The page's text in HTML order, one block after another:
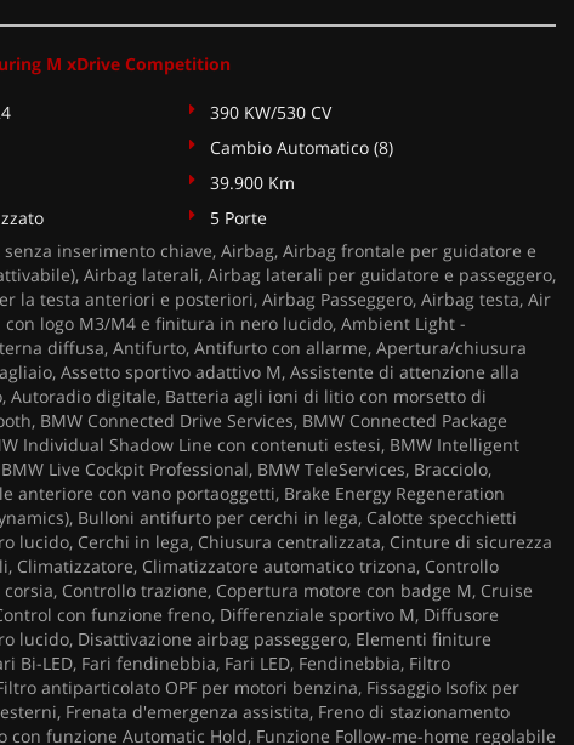
M xDrive Competition
390 KW/530 CV
Cambio Automatico (8)
39.900 Km
5 Porte
senza inserimento chiave, Airbag, Airbag frontale per guidatore e
Airbag laterali, Airbag laterali per guidatore e passeggero,
la testa anteriori e posteriori, Airbag Passeggero, Airbag testa, Air
logo M3/M4 e finitura in nero lucido, Ambient Light -
diffusa, Antifurto, Antifurto con allarme, Apertura/chiusura
Assetto sportivo adattivo M, Assistente di attenzione alla
Autoradio digitale, Batteria agli ioni di litio con morsetto di
BMW Connected Drive Services, BMW Connected Package
Individual Shadow Line con contenuti estesi, BMW Intelligent
Live Cockpit Professional, BMW TeleServices, Bracciolo,
anteriore con vano portaoggetti, Brake Energy Regeneration
Bulloni antifurto per cerchi in lega, Calotte specchietti
lucido, Cerchi in lega, Chiusura centralizzata, Cinture di sicurezza
Climatizzatore, Climatizzatore automatico trizona, Controllo
Controllo trazione, Copertura motore con badge M, Cruise
con funzione freno, Differenziale sportivo M, Diffusore
lucido, Disattivazione airbag passeggero, Elementi finiture
Bi-LED, Fari fendinebbia, Fari LED, Fendinebbia, Filtro
antiparticolato OPF per motori benzina, Fissaggio Isofix per
Frenata d'emergenza assistita, Freno di stazionamento
con funzione Automatic Hold, Funzione Follow-me-home regolabile